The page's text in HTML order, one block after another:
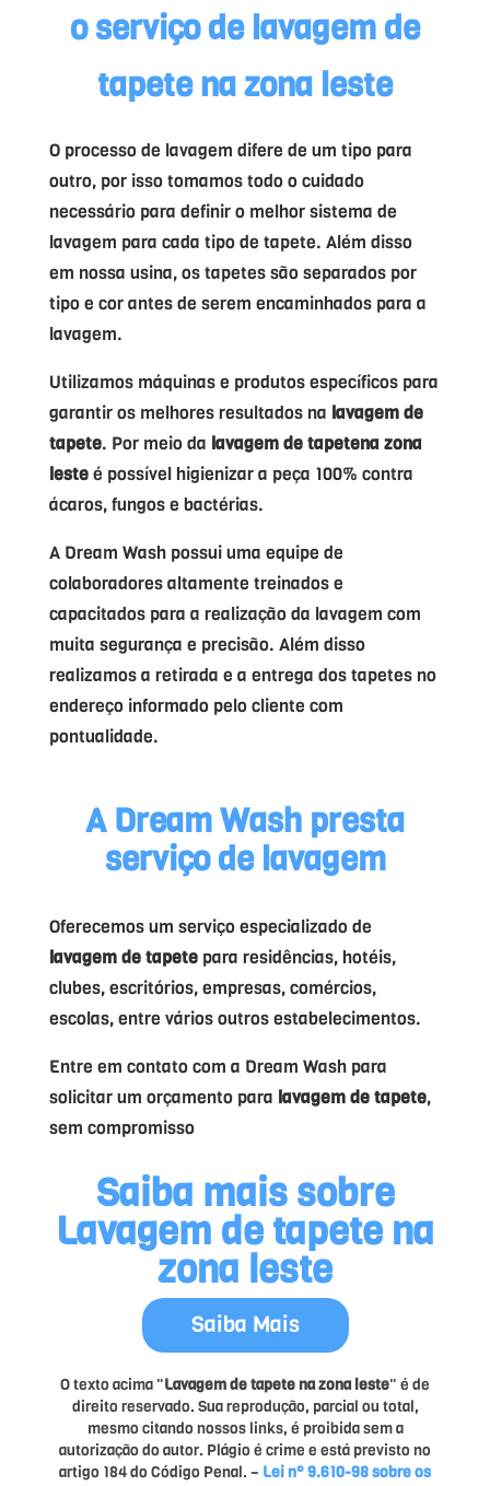
o serviço de lavagem de
tapete na zona leste
O processo de lavagem difere de um tipo para
outro, por isso tomamos todo o cuidado
necessário para definir o melhor sistema de
lavagem para cada tipo de tapete. Além disso
em nossa usina, os tapetes são separados por
tipo e cor antes de serem encaminhados para a
lavagem.
Utilizamos máquinas e produtos específicos para
garantir os melhores resultados na lavagem de
tapete. Por meio da lavagem de tapetena zona
lesteé possível higienizar a peça 100% contra
ácaros, fungos e bactérias.
A Dream Wash possui uma equipe de
colaboradores altamente treinados e
capacitados para a realização da lavagem com
muita segurança e precisão. Além disso
realizamos a retirada e a entrega dos tapetes no
endereço informado pelo cliente com
pontualidade.
A Dream Wash presta
serviço de lavagem
Oferecemos um serviço especializado de
lavagem de tapetepara residências, hotéis,
clubes, escritórios, empresas, comércios,
escolas, entre vários outros estabelecimentos.
Entre em contato com a Dream Wash para
solicitar um orçamento para lavagem de tapete,
sem compromisso
Saiba mais sobre
Lavagem de tapete na
zona leste
Saiba Mais
O texto acima "Lavagem de tapete na zona leste" é de
direito reservado. Sua reprodução, parcial ou total,
mesmo citando nossos links, é proibida sem a
autorização do autor. Plágio é crime e está previsto no
artigo 184 do Código Penal. – Lei n° 9.610-98 sobre os